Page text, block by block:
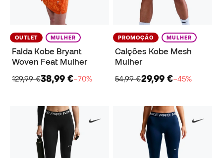
OUTLET MULHER
Falda Kobe Bryant
Woven Feat Mulher
129,99 €38,99 €−70%
PROMOÇÃO MULHER
Calções Kobe Mesh
Mulher
54,99 €29,99 €−45%